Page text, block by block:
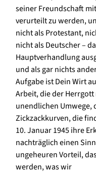
seiner Freundschaft
verurteilt zu werden,
nicht als Protestant,
nicht als Deutscher –
Hauptverhandlung
und als gar nichts
Aufgabe ist Dein Wirt
Arbeit, die der
unendlichen Umwege,
Zickzackkurven, die
10. Januar 1945 ihre
nachträglich einen
ungeheuren Vorteil,
werden, was wir